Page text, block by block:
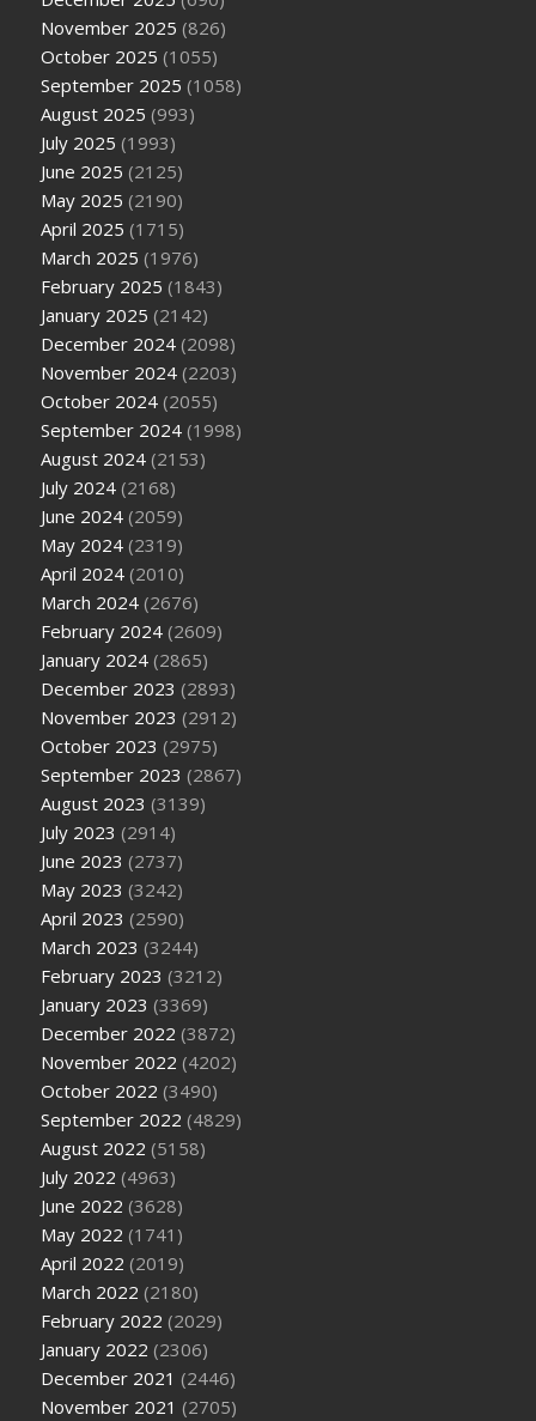
November 2025 (826)
October 2025 (1055)
September 2025 (1058)
August 2025 (993)
July 2025 (1993)
June 2025 (2125)
May 2025 (2190)
April 2025 (1715)
March 2025 (1976)
February 2025 (1843)
January 2025 (2142)
December 2024 (2098)
November 2024 (2203)
October 2024 (2055)
September 2024 (1998)
August 2024 (2153)
July 2024 (2168)
June 2024 (2059)
May 2024 (2319)
April 2024 (2010)
March 2024 (2676)
February 2024 (2609)
January 2024 (2865)
December 2023 (2893)
November 2023 (2912)
October 2023 (2975)
September 2023 (2867)
August 2023 (3139)
July 2023 (2914)
June 2023 (2737)
May 2023 (3242)
April 2023 (2590)
March 2023 (3244)
February 2023 (3212)
January 2023 (3369)
December 2022 (3872)
November 2022 (4202)
October 2022 (3490)
September 2022 (4829)
August 2022 (5158)
July 2022 (4963)
June 2022 (3628)
May 2022 (1741)
April 2022 (2019)
March 2022 (2180)
February 2022 (2029)
January 2022 (2306)
December 2021 (2446)
November 2021 (2705)